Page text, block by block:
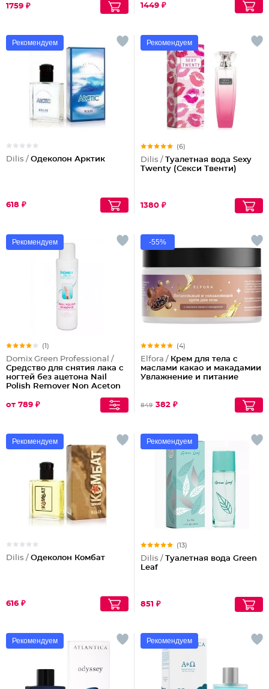
1759 ₽ 1449 ₽
Рекомендуем
Dilis / Одеколон Арктик
618 ₽
Рекомендуем
(6)
Dilis / Туалетная вода Sexy
Twenty (Секси Твенти)
1380 ₽
Рекомендуем
(1)
Domix Green Professional /
Средство для снятия лака с
ногтей без ацетона Nail
Polish Remover Non Aceton
от 789 ₽
-55%
(4)
Elfora / Крем для тела с
маслами какао и макадамии
Увлажнение и питание
849 382 ₽
Рекомендуем
Dilis / Одеколон Комбат
616 ₽
Рекомендуем
(13)
Dilis / Туалетная вода Green
Leaf
851 ₽
Рекомендуем Рекомендуем